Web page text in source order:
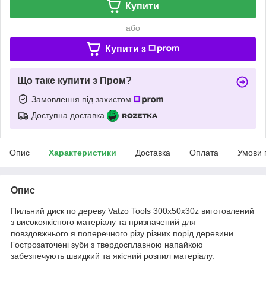
Купити
або
Купити з
Що таке купити з Пром?
Замовлення під захистом
Доступна доставка
Опис Характеристики Доставка Оплата Умови
Опис
Пильний диск по дереву Vatzo Tools 300х50х30z виготовлений
з високоякісного матеріалу та призначений для
повздовжнього я поперечного різу різних порід деревини.
Гострозаточені зуби з твердосплавною напайкою
забезпечують швидкий та якісний розпил матеріалу.